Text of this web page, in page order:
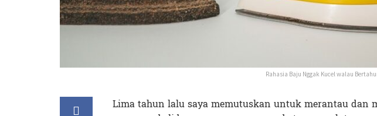
Rahasia Baju Nggak Kucel walau
Lima tahun lalu saya memutuskan untuk merantau dan